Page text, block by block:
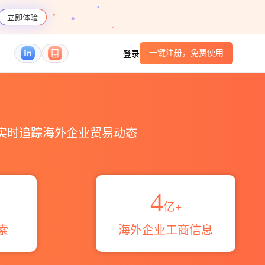
立即体验
登录 一键注册，免费使用
时追踪海外企业贸易动态
4亿+
海外企业工商信息